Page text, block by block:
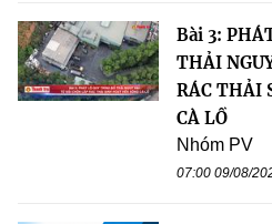
Bài 3:
THẢI
RÁC THẢI
CÀ LỒ
Nhóm PV
07:00 09/08/